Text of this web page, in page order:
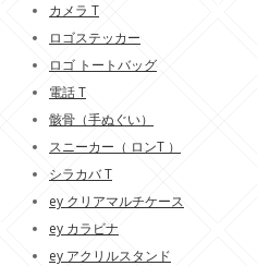
カメラ T
ロゴステッカー
ロゴ トートバッグ
電話 T
骸骨（手ぬぐい）
スニーカー（ ロンT ）
シラカバ T
ey クリアマルチケース
ey カラビナ
ey アクリルスタンド